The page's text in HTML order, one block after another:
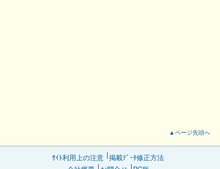
▲ページ先頭へ
ｻｲﾄ利用上の注意 掲載ﾃﾞｰﾀ修正方法